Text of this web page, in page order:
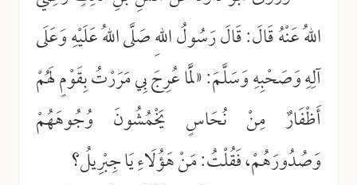
اللهُ عَنْهُ قَالَ: قَالَ رَسُولُ اللهِ صَلَّى اللهُ عَلَيْهِ وَعَلَى
آلِهِ وَصَحْبِهِ وَسَلَّمَ: «لَمَّا عُرِجَ بِي مَرَرْتُ بِقَوْمٍ لَهُمْ
أَظْفَارٌ مِنْ نُحَاسٍ يَخْمُشُونَ وُجُوهَهُمْ
وَصُدُورَهُمْ، فَقُلْتُ: مَنْ هَؤُلَاءِ يَا جِبْرِيلُ؟